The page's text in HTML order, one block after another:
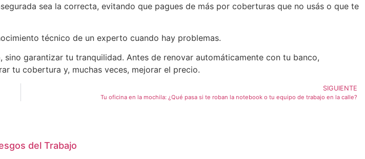
sea la correcta, evitando que pagues de más por coberturas que no usás o que te
técnico de un experto cuando hay problemas.
sino garantizar tu tranquilidad. Antes de renovar automáticamente con tu banco,
tu cobertura y, muchas veces, mejorar el precio.
SIGUIENTE
Tu oficina en la mochila: ¿Qué pasa si te roban la notebook o tu equipo de trabajo en la calle?
del Trabajo